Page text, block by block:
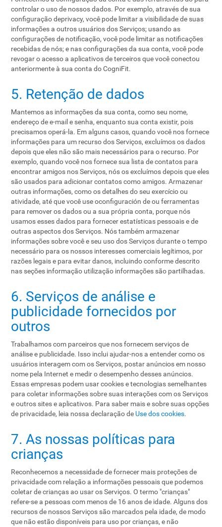
controlar o uso de nossos dados. Por exemplo, através de sua
configuração deprivacy, você pode limitar a visibilidade de suas
informações a outros usuários dos Serviços; usando as
configurações de notificação, você pode limitar as notificações
recebidas de nós; e nas configurações da sua conta, você pode
revogar o acesso a aplicativos de terceiros que você conectou
anteriormente à sua conta do CogniFit.
5. Retenção de dados
Mantemos as informações da sua conta, como seu nome,
endereço de e-mail e senha, enquanto sua conta existir, pois
precisamos operá-la. Em alguns casos, quando você nos fornece
informações para um recurso dos Serviços, excluímos os dados
depois que eles não são mais necessários para o recurso. Por
exemplo, quando você nos fornece sua lista de contatos para
encontrar amigos nos Serviços, nós os excluímos depois que eles
são usados ​​para adicionar contatos como amigos. Armazenar
outras informações, como os detalhes do seu exercício ou
atividade, até que você use oconfiguración de ou ferramentas
para remover os dados ou a sua própria conta, porque nós
usamos esses dados para fornecer estatísticas pessoais e de
outras aspectos dos Serviços. Nós também armazenar
informações sobre você e seu uso dos Serviços durante o tempo
necessário para os nossos interesses comerciais legítimos, por
razões legais e para evitar danos, incluindo conforme descrito
nas seções informação utilização informações são partilhadas.
6. Serviços de análise e
publicidade fornecidos por
outros
Trabalhamos com parceiros que nos fornecem serviços de
análise e publicidade. Isso inclui ajudar-nos a entender como os
usuários interagem com os Serviços, postar anúncios em nosso
nome pela Internet e medir o desempenho desses anúncios.
Essas empresas podem usar cookies e tecnologias semelhantes
para coletar informações sobre suas interações com os Serviços
e outros sites e aplicativos. Para saber mais e sobre suas opções
de privacidade, leia nossa declaração de Use dos cookies.
7. As nossas políticas para
crianças
Reconhecemos a necessidade de fornecer mais proteções de
privacidade com relação a informações pessoais que podemos
coletar de crianças ao usar os Serviços. O termo "crianças"
refere-se a pessoas com menos de 16 anos de idade. Alguns dos
recursos de nossos Serviços são marcados pela idade, de modo
que não estão disponíveis para uso por crianças, e não